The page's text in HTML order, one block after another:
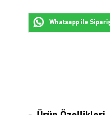
Whatsapp ile